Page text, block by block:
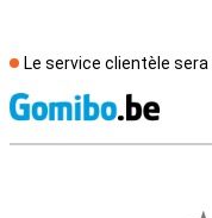
Le service clientèle sera